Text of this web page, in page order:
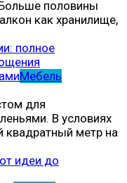
половины
как хранилище,
полное
Мебель
для
В условиях
квадратный метр на
идеи до